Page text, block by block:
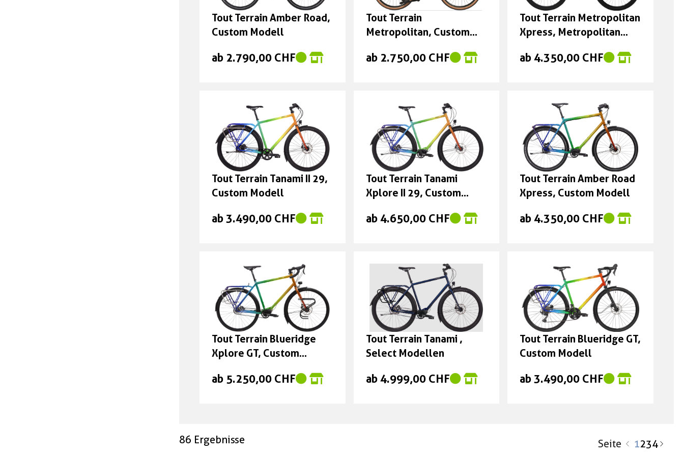
seasalt'n'pyrite Größe:
Trapeze 54 cm
Tout Terrain Amber Road,
Custom Modell
ab 2.790,00 CHF
Tout Terrain
Metropolitan, Custom
ab 2.750,00 CHF
Tout Terrain Metropolitan
Xpress, Metropolitan
Modell
ab 4.350,00 CHF
Tout Terrain Tanami II 29,
Custom Modell
ab 3.490,00 CHF
Tout Terrain Tanami
Xplore II 29, Custom
ab 4.650,00 CHF
Tout Terrain Amber Road
Xpress, Custom Modell
ab 4.350,00 CHF
Tout Terrain Blueridge
Xplore GT, Custom
ab 5.250,00 CHF
Tout Terrain Tanami ,
Select Modellen
ab 4.999,00 CHF
Tout Terrain Blueridge GT,
Custom Modell
ab 3.490,00 CHF
86 Ergebnisse Seite 1234